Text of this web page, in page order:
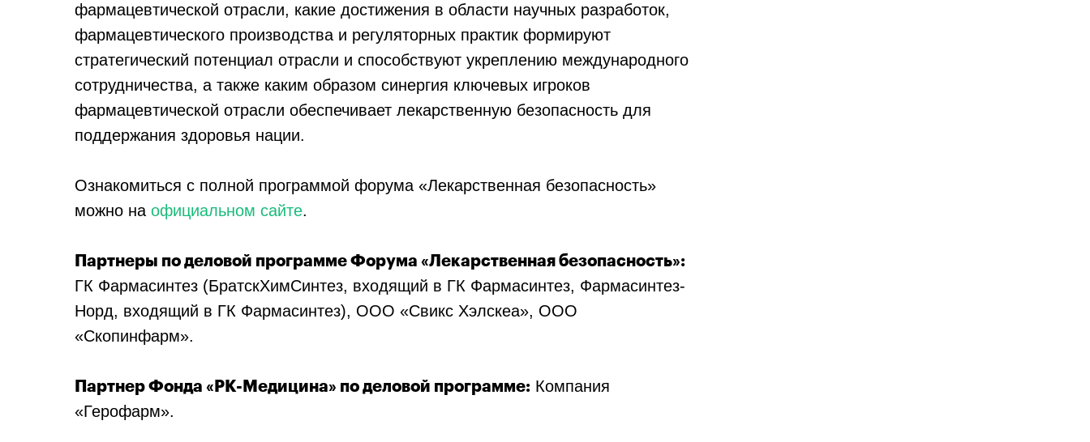
фармацевтической отрасли, какие достижения в области научных разработок,
фармацевтического производства и регуляторных практик формируют
стратегический потенциал отрасли и способствуют укреплению международного
сотрудничества, а также каким образом синергия ключевых игроков
фармацевтической отрасли обеспечивает лекарственную безопасность для
поддержания здоровья нации.
Ознакомиться с полной программой форума «Лекарственная безопасность»
можно на официальном сайте.
Партнеры по деловой программе Форума «Лекарственная безопасность»:
ГК Фармасинтез (БратскХимСинтез, входящий в ГК Фармасинтез, Фармасинтез-
Норд, входящий в ГК Фармасинтез), ООО «Свикс Хэлскеа», ООО
«Скопинфарм».
Партнер Фонда «РК-Медицина» по деловой программе: Компания
«Герофарм».